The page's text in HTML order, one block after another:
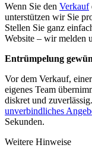
Wenn Sie den Verkauf
unterstützen wir Sie
Stellen Sie ganz
Website – wir melden
Entrümpelung
Vor dem Verkauf,
eigenes Team
diskret und
unverbindliches
Sekunden.
Weitere Hinweise